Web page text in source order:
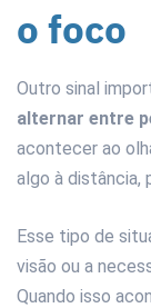
o foco
Outro sinal
alternar entre
acontecer ao
algo à distância,
Esse tipo de
visão ou a
Quando isso